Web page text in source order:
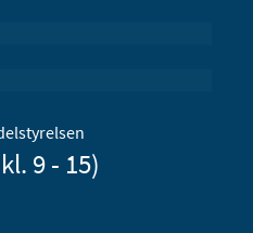
9 - 15)